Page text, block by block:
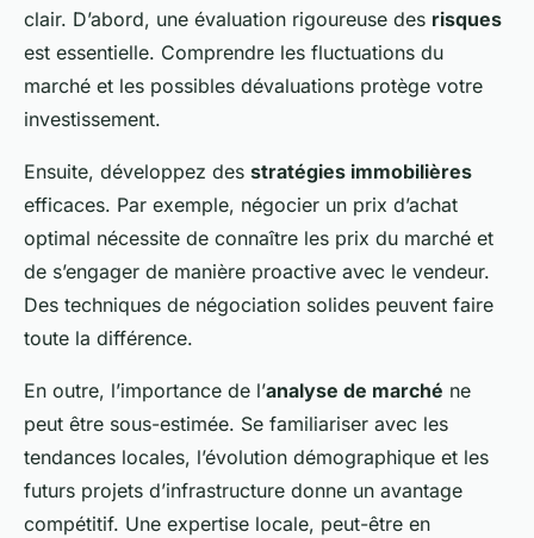
clair. D’abord, une évaluation rigoureuse des risques
est essentielle. Comprendre les fluctuations du
marché et les possibles dévaluations protège votre
investissement.
Ensuite, développez des stratégies immobilières
efficaces. Par exemple, négocier un prix d’achat
optimal nécessite de connaître les prix du marché et
de s’engager de manière proactive avec le vendeur.
Des techniques de négociation solides peuvent faire
toute la différence.
En outre, l’importance de l’analyse de marché ne
peut être sous-estimée. Se familiariser avec les
tendances locales, l’évolution démographique et les
futurs projets d’infrastructure donne un avantage
compétitif. Une expertise locale, peut-être en